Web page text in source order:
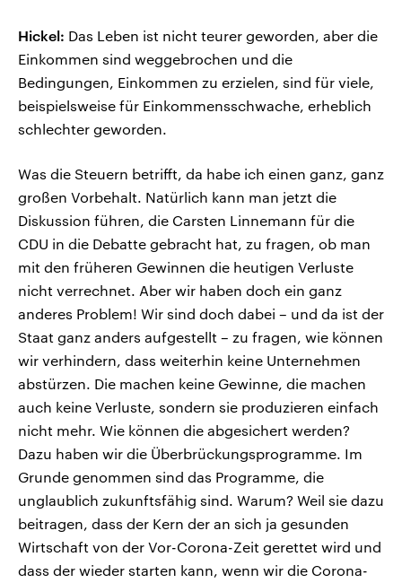
Hickel: Das Leben ist nicht teurer geworden, aber die
Einkommen sind weggebrochen und die
Bedingungen, Einkommen zu erzielen, sind für viele,
beispielsweise für Einkommensschwache, erheblich
schlechter geworden.
Was die Steuern betrifft, da habe ich einen ganz, ganz
großen Vorbehalt. Natürlich kann man jetzt die
Diskussion führen, die Carsten Linnemann für die
CDU in die Debatte gebracht hat, zu fragen, ob man
mit den früheren Gewinnen die heutigen Verluste
nicht verrechnet. Aber wir haben doch ein ganz
anderes Problem! Wir sind doch dabei – und da ist der
Staat ganz anders aufgestellt – zu fragen, wie können
wir verhindern, dass weiterhin keine Unternehmen
abstürzen. Die machen keine Gewinne, die machen
auch keine Verluste, sondern sie produzieren einfach
nicht mehr. Wie können die abgesichert werden?
Dazu haben wir die Überbrückungsprogramme. Im
Grunde genommen sind das Programme, die
unglaublich zukunftsfähig sind. Warum? Weil sie dazu
beitragen, dass der Kern der an sich ja gesunden
Wirtschaft von der Vor-Corona-Zeit gerettet wird und
dass der wieder starten kann, wenn wir die Corona-